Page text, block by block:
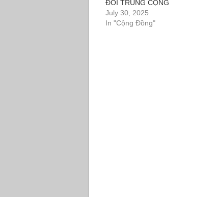
ĐỐI TRUNG CỘNG
July 30, 2025
In "Cộng Đồng"